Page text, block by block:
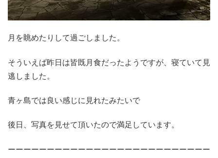
月を眺めたりして過ごしました。
そういえば昨日は皆既月食だったようですが、寝ていて見
逃しました。
青ヶ島では良い感じに見れたみたいで
後日、写真を見せて頂いたので満足しています。
ーーーーーーーーーーーーーーーーーーーーーーーーーー